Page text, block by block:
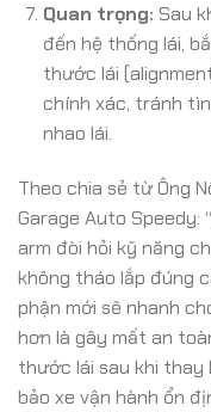
Quan trọng: Sau
đến hệ thống lái,
thước lái
chính xác, tránh
nhao lái.
Theo chia sẻ từ Ông
Garage Auto Speedy:
arm đòi hỏi kỹ năng
không tháo lắp đúng
phận mới sẽ nhanh
hơn là gây mất an
thước lái sau khi thay
bảo xe vận hành ổn